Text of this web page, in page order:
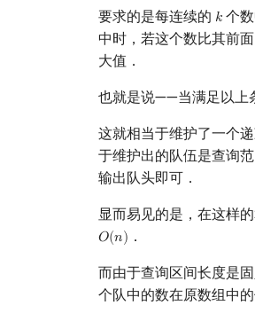
要求的是每连续的 𝑘
k 个
中时，若这个数比其前
大值．
也就是说——当满足以上
这就相当于维护了一个
于维护出的队伍是查询
输出队头即可．
显而易见的是，在这样
𝑂(𝑛)
O(n) ．
而由于查询区间长度是
个队中的数在原数组中